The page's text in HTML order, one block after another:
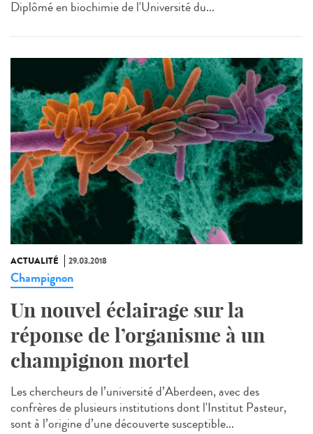
Diplômé en biochimie de l'Université du...
ACTUALITÉ 29.03.2018
Champignon
Un nouvel éclairage sur la
réponse de l’organisme à un
champignon mortel
Les chercheurs de l’université d’Aberdeen, avec des
confrères de plusieurs institutions dont l'Institut Pasteur,
sont à l’origine d’une découverte susceptible...